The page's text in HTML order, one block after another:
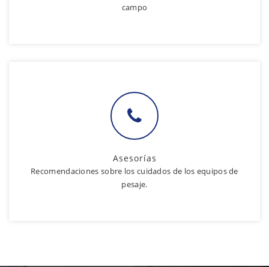
campo
Asesorías
Recomendaciones sobre los cuidados de los equipos de
pesaje.